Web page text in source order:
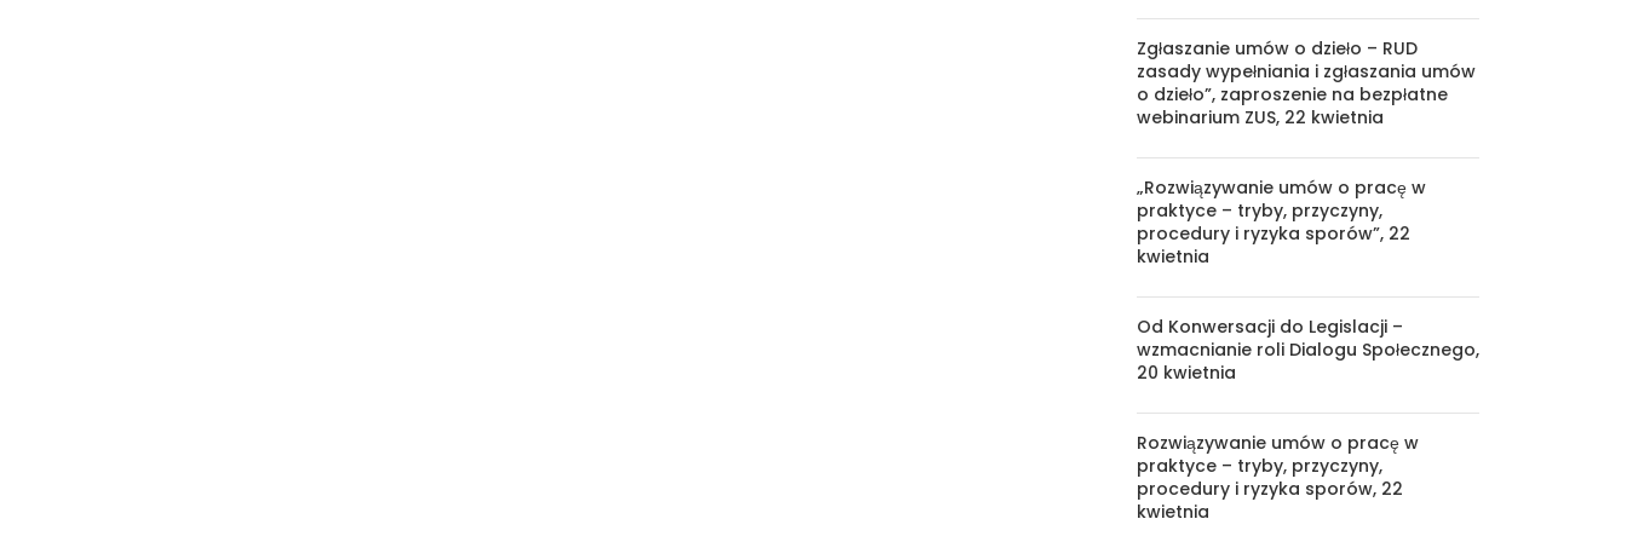
Zgłaszanie umów o dzieło – RUD
zasady wypełniania i zgłaszania umów
o dzieło”, zaproszenie na bezpłatne
webinarium ZUS, 22 kwietnia
„Rozwiązywanie umów o pracę w
praktyce – tryby, przyczyny,
procedury i ryzyka sporów”, 22
kwietnia
Od Konwersacji do Legislacji –
wzmacnianie roli Dialogu Społecznego,
20 kwietnia
Rozwiązywanie umów o pracę w
praktyce – tryby, przyczyny,
procedury i ryzyka sporów, 22
kwietnia